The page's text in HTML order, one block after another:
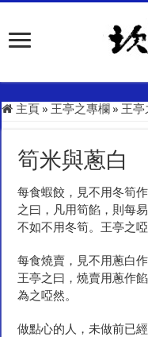
主頁 » 王亭之專欄 » 王亭
筍米與蔥白
每食蝦餃，見不用冬筍
之曰，凡用筍餡，則每
不如不用冬筍。王亭之啞
每食燒賣，見不用蔥白
王亭之曰，燒賣用蔥作
為之啞然。
做點心的人，未做前已